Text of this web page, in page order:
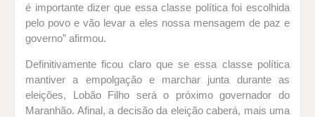
é importante dizer que essa classe política foi escolhida
pelo povo e vão levar a eles nossa mensagem de paz e
governo” afirmou.
Definitivamente ficou claro que se essa classe política
mantiver a empolgação e marchar junta durante as
eleições, Lobão Filho será o próximo governador do
Maranhão. Afinal, a decisão da eleição caberá, mais uma